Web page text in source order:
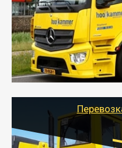
- Перевозка автовозом
быстрый и безопасный
легковых автомобилей
город.
- Наша транспортная
машин автовозом,
учетом всех